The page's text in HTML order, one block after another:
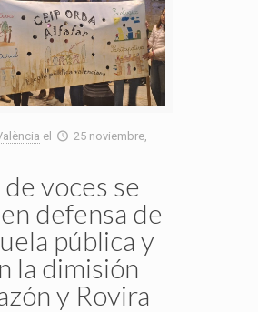
el
25 noviembre,
voces se
defensa de
pública y
la dimisión
y Rovira